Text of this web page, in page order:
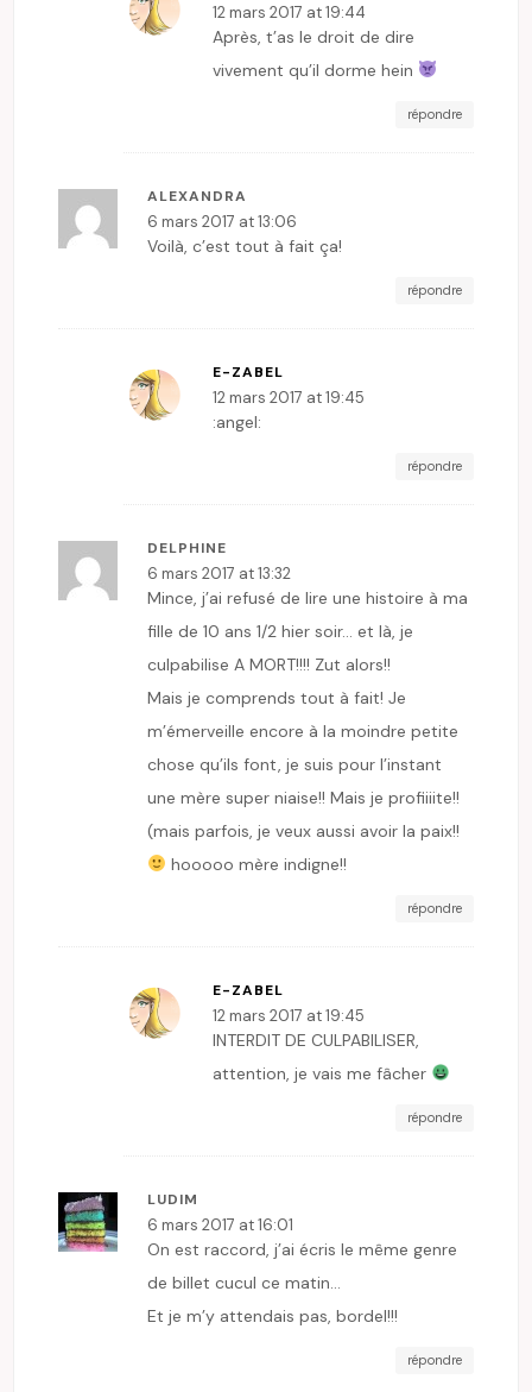
12 mars 2017 at 19:44
Après, t’as le droit de dire
vivement qu’il dorme hein
répondre
ALEXANDRA
6 mars 2017 at 13:06
Voilà, c’est tout à fait ça!
répondre
E-ZABEL
12 mars 2017 at 19:45
:angel:
répondre
DELPHINE
6 mars 2017 at 13:32
Mince, j’ai refusé de lire une histoire à ma
fille de 10 ans 1/2 hier soir… et là, je
culpabilise A MORT!!!! Zut alors!!
Mais je comprends tout à fait! Je
m’émerveille encore à la moindre petite
chose qu’ils font, je suis pour l’instant
une mère super niaise!! Mais je profiiiite!!
(mais parfois, je veux aussi avoir la paix!!
hooooo mère indigne!!
répondre
E-ZABEL
12 mars 2017 at 19:45
INTERDIT DE CULPABILISER,
attention, je vais me fâcher
répondre
LUDIM
6 mars 2017 at 16:01
On est raccord, j’ai écris le même genre
de billet cucul ce matin…
Et je m’y attendais pas, bordel!!!
répondre